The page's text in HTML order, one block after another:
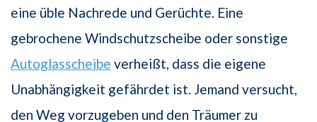
eine üble Nachrede und Gerüchte. Eine
gebrochene Windschutzscheibe oder sonstige
Autoglasscheibe verheißt, dass die eigene
Unabhängigkeit gefährdet ist. Jemand versucht,
den Weg vorzugeben und den Träumer zu